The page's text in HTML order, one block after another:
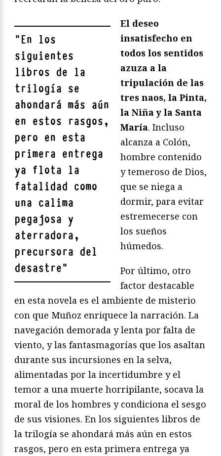
"En los
siguientes
libros de la
trilogía se
ahondará más aún
en estos rasgos,
pero en esta
primera entrega
ya flota la
fatalidad como
una calima
pegajosa y
aterradora,
precursora del
desastre"
El deseo
insatisfecho en
todos los sentidos
azuza a la
tripulación de las
tres naos, la Pinta,
la Niña y la Santa
María. Incluso
alcanza a Colón,
hombre contenido
y temeroso de Dios,
que se niega a
dormir, para evitar
estremecerse con
los sueños
húmedos.
Por último, otro
factor destacable
en esta novela es el ambiente de misterio
con que Muñoz enriquece la narración. La
navegación demorada y lenta por falta de
viento, y las fantasmagorías que los asaltan
durante sus incursiones en la selva,
alimentadas por la incertidumbre y el
temor a una muerte horripilante, socava la
moral de los hombres y condiciona el sesgo
de sus visiones. En los siguientes libros de
la trilogía se ahondará más aún en estos
rasgos, pero en esta primera entrega ya